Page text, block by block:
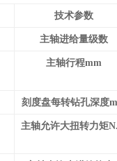
技术参数
主轴进给量级数
主轴行程mm
刻度盘每转钻孔深度
主轴允许大扭转力矩